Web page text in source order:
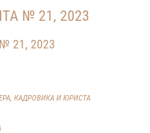
№ 21, 2023
21, 2023
КАДРОВИКА И ЮРИСТА